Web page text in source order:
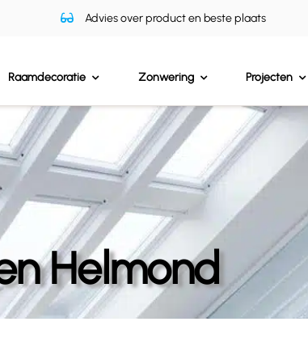
Advies over product en beste plaats
Raamdecoratie Zonwering Projecten
Helmond